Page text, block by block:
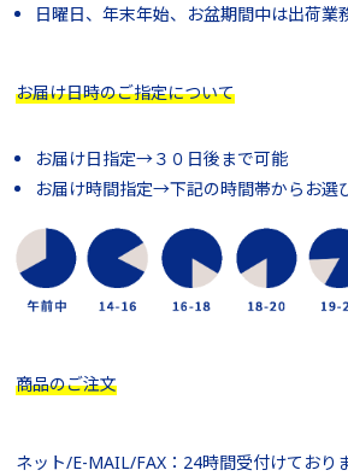
日曜日、年末年始、お盆期間中は出荷業
お届け日時のご指定について
お届け日指定→３０日後まで可能
お届け時間指定→下記の時間帯からお選
商品のご注文
ネット/E-MAIL/FAX：24時間受付けておりま